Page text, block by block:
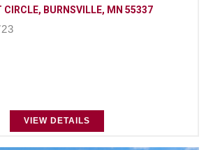
CIRCLE, BURNSVILLE, MN 55337
VIEW DETAILS